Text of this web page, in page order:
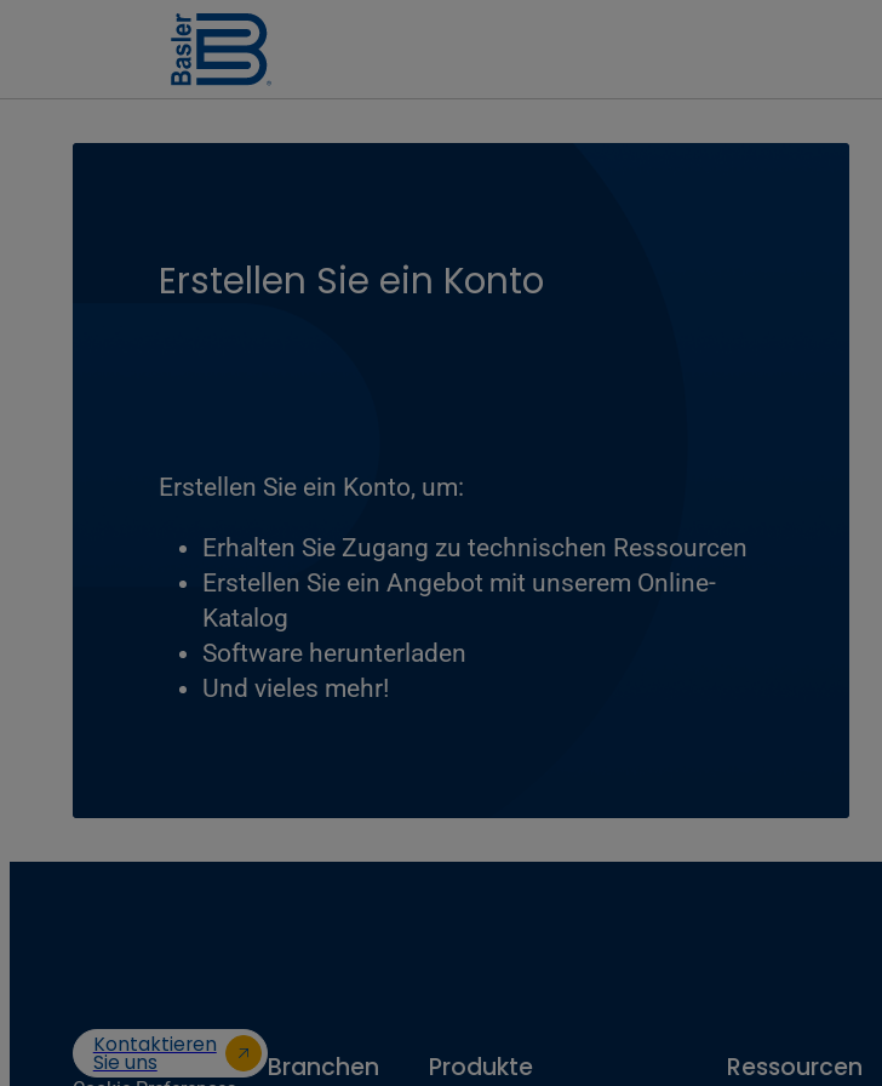
Erstellen Sie ein Konto
Erstellen Sie ein Konto, um:
Erhalten Sie Zugang zu technischen Ressourcen
Erstellen Sie ein Angebot mit unserem Online-
Katalog
Software herunterladen
Und vieles mehr!
Kontaktieren
Sie uns Branchen Produkte Ressourcen